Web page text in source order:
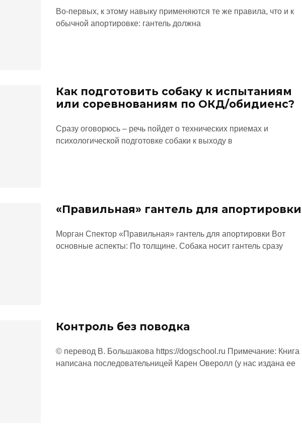
Во-первых, к этому навыку применяются те же правила, что и к
обычной апортировке: гантель должна
Как подготовить собаку к испытаниям
или соревнованиям по ОКД/обидиенс?
Сразу оговорюсь – речь пойдет о технических приемах и
психологической подготовке собаки к выходу в
«Правильная» гантель для апортировки
Морган Спектор «Правильная» гантель для апортировки Вот
основные аспекты: По толщине. Собака носит гантель сразу
Контроль без поводка
© перевод В. Большакова https://dogschool.ru Примечание: Книга
написана последовательницей Карен Оверолл (у нас издана ее